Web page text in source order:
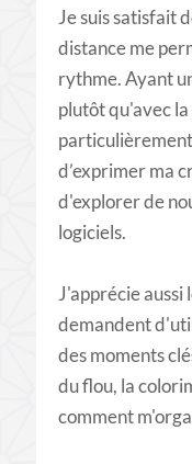
Je suis satisfait
distance me
rythme. Ayant
plutôt qu'avec
d’exprimer ma
d'explorer de
logiciels.
J'apprécie aussi
demandent
des moments
du flou, la
comment